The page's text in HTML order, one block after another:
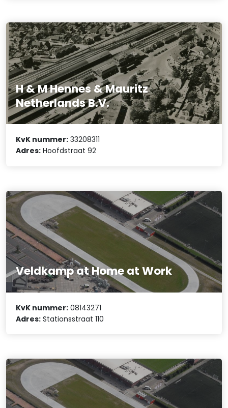
H & M Hennes & Mauritz
Netherlands B.V.
KvK nummer: 33208311
Adres: Hoofdstraat 92
Veldkamp at Home at Work
KvK nummer: 08143271
Adres: Stationsstraat 110